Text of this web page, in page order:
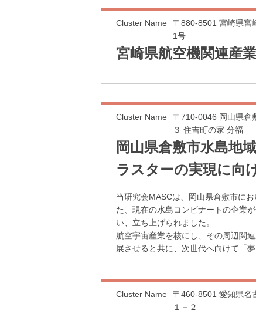
Cluster Name
〒880-8501 宮崎県宮
1号
宮崎県航空機関連産
Cluster Name
〒710-0046 岡山県倉
３ 住吉町の家 分福
岡山県倉敷市水島地
ラスターの実現に向
当研究会MASCは、岡山県倉敷市に
た、現在の水島コンビナートの企業
い、立ち上げられました。
航空宇宙産業を核にし、その周辺関
展させると共に、次世代へ向けて「
Cluster Name
〒460-8501 愛知県名
１－２